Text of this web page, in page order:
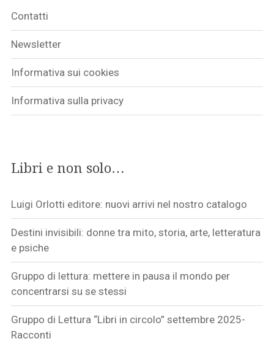
Contatti
Newsletter
Informativa sui cookies
Informativa sulla privacy
Libri e non solo…
Luigi Orlotti editore: nuovi arrivi nel nostro catalogo
Destini invisibili: donne tra mito, storia, arte, letteratura
e psiche
Gruppo di lettura: mettere in pausa il mondo per
concentrarsi su se stessi
Gruppo di Lettura “Libri in circolo” settembre 2025-
Racconti